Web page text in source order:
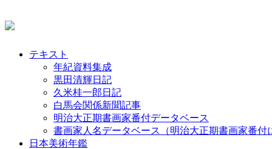
テキスト
年紀資料集成
黒田清輝日記
久米桂一郎日記
白馬会関係新聞記事
明治大正期書画家番付データベース
書画家人名データベース（明治大正期書画家番付
日本美術年鑑